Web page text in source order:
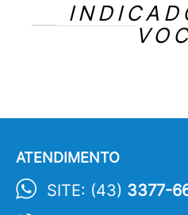
ATENDIMENTO
SITE: (43) 3377-